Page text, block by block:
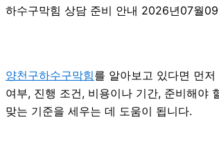
하수구막힘 상담 준비 안내 2026년07월
양천구하수구막힘를 알아보고 있다면 먼
여부, 진행 조건, 비용이나 기간, 준비해야
맞는 기준을 세우는 데 도움이 됩니다.